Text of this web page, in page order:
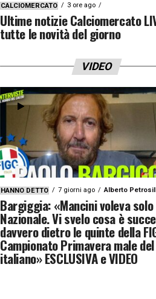
CALCIOMERCATO 3 ore ago
Ultime notizie Calciomercato
tutte le novità del giorno
VIDEO
HANNO DETTO 7 giorni ago Alberto
Bargiggia: «Mancini voleva
Nazionale. Vi svelo cosa è
davvero dietro le quinte della
Campionato Primavera male
italiano» ESCLUSIVA e VIDEO